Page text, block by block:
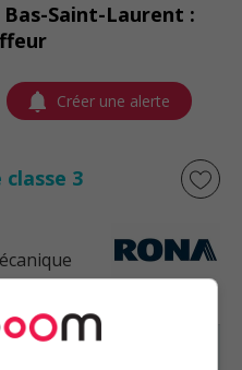
Saint-Laurent :
Créer une alerte
3